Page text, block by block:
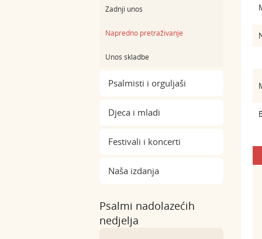
Zadnji unos
Napredno pretraživanje
Unos skladbe
Psalmisti i orguljaši
Djeca i mladi
Festivali i koncerti
Naša izdanja
Psalmi nadolazećih
nedjelja